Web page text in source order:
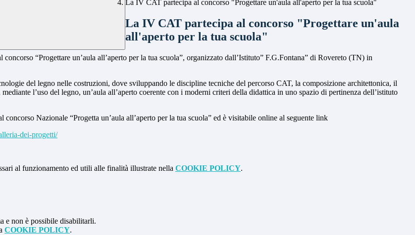
La IV CAT partecipa al concorso "Progettare un'aula all'aperto per la tua scuola"
La IV CAT partecipa al concorso "Progettare un'aula
all'aperto per la tua scuola"
“Progettare un’aula all’aperto per la tua scuola”, organizzato dall’Istituto” F.G.Fontana” di Rovereto (TN) in
del legno nelle costruzioni, dove sviluppando le discipline tecniche del percorso CAT, la composizione architettonica, il
l’uso del legno, un’aula all’aperto coerente con i moderni criteri della didattica in uno spazio di pertinenza dell’istituto
Nazionale “Progetta un’aula all’aperto per la tua scuola” ed è visitabile online al seguente link
dei-progetti/
al funzionamento ed utili alle finalità illustrate nella COOKIE POLICY.
e non è possibile disabilitarli.
COOKIE POLICY.